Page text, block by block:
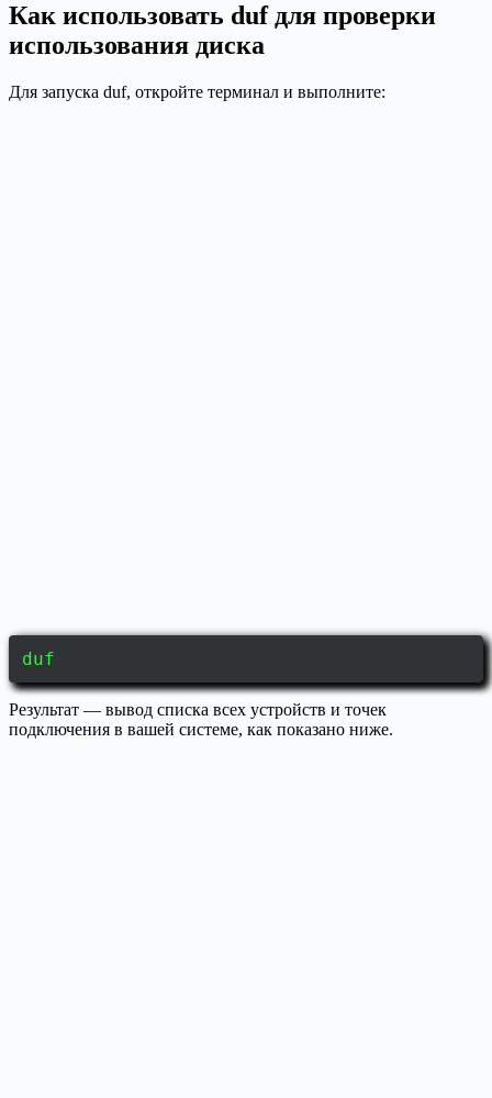
Как использовать duf для проверки
использования диска
Для запуска duf, откройте терминал и выполните:
duf
Результат — вывод списка всех устройств и точек
подключения в вашей системе, как показано ниже.